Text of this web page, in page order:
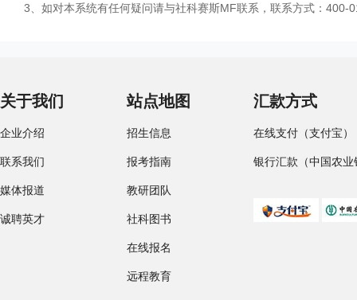
3、如对本系统有任何疑问请与社科赛斯MF联系，联系方式：400-
关于我们
企业介绍
联系我们
媒体报道
诚聘英才
站点地图
招生信息
报考指南
教研团队
社科图书
在线报名
远程教育
汇款方式
在线支付（支付宝）
银行汇款（中国农业